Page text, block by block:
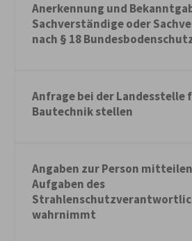
Anerkennung und
Sachverständige oder
nach § 18
Anfrage bei der Landesstelle
Bautechnik stellen
Angaben zur Person
Aufgaben des
wahrnimmt